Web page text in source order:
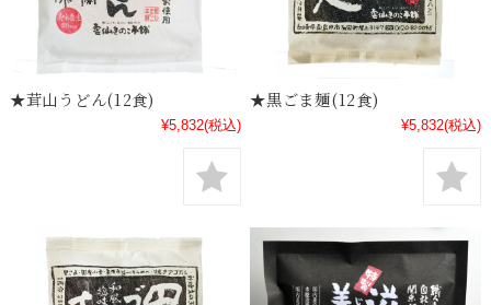
★茸山うどん(12食)
¥5,832(税込)
★黒ごま麺(12食)
¥5,832(税込)